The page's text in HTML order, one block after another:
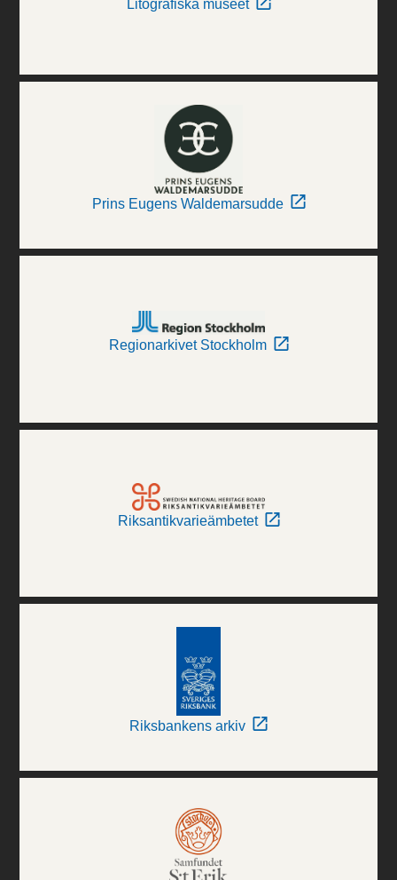
Litografiska museet
Prins Eugens Waldemarsudde
Regionarkivet Stockholm
Riksantikvarieämbetet
Riksbankens arkiv